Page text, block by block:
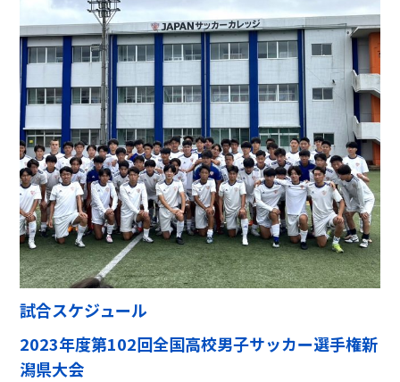
試合スケジュール
2023年度第102回全国高校男子サッカー選手権新
潟県大会